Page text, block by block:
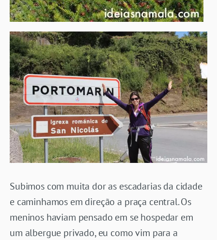
Subimos com muita dor as escadarias da cidade
e caminhamos em direção a praça central. Os
meninos haviam pensado em se hospedar em
um albergue privado, eu como vim para a